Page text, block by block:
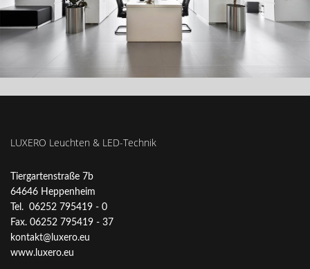
LUXERO Leuchten & LED-Technik
Tiergartenstraße 7b
64646 Heppenheim
Tel. 06252 795419 - 0
Fax. 06252 795419 - 37
kontakt@luxero.eu
www.luxero.eu